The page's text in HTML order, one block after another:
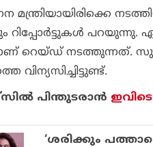
റിപ്പോര്‍ട്ടുകള്‍ പറയുന്നു.
റെയ്ഡ് നടത്തുന്നത്.
പിന്തുടരാന്‍
‘ശരിക്കും